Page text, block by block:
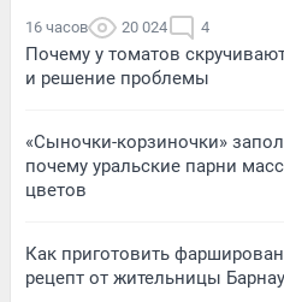
16 часов 20 024 4
Почему у томатов
и решение проблемы
«Сыночки-корзиночки»
почему уральские парни
цветов
Как приготовить
рецепт от жительницы